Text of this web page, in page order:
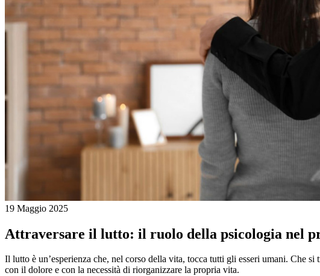
19 Maggio 2025
Attraversare il lutto: il ruolo della psicologia nel
Il lutto è un’esperienza che, nel corso della vita, tocca tutti gli esseri umani. Che
con il dolore e con la necessità di riorganizzare la propria vita.